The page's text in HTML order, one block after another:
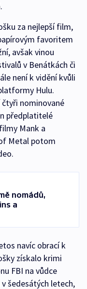
za nejlepší film,
favoritem
avšak vinou
v Benátkách či
není k vidění kvůli
Hulu.
čtyři nominované
předplatitelé
Mank a
Metal potom
nomádů,
a
navíc obrací k
získalo krimi
FBI na vůdce
šedesátých letech,